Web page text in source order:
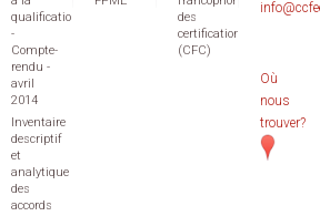
qualification
-
Compte-
rendu -
avril
2014
Inventaire
descriptif
et
analytique
des
accords
des
certifications
(CFC)
Où
nous
trouver?